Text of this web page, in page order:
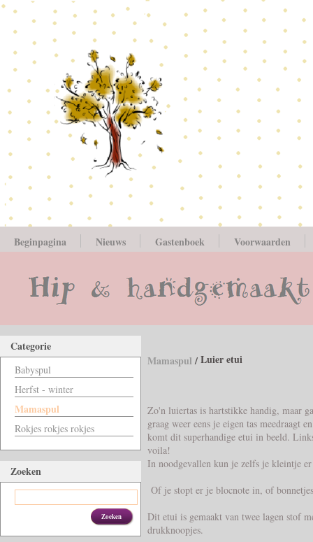
Beginpagina Nieuws Gastenboek Voorwaarden
Categorie
Babyspul
Herfst - winter
Mamaspul
Rokjes rokjes rokjes
Zoeken
Zoeken
Mamaspul/Luier etui
Zo'n luiertas is hartstikke handig, maar
graag weer eens je eigen tas meedraagt
komt dit superhandige etui in beeld.
voila!
In noodgevallen kun je zelfs je kleintje
Of je stopt er je blocnote in, of
Dit etui is gemaakt van twee lagen stof
drukknoopjes.